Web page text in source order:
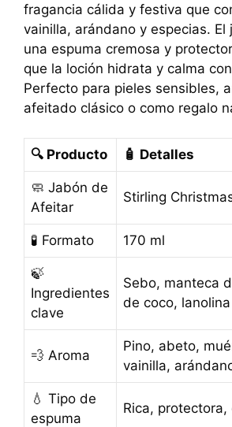
fragancia cálida y festiva que
vainilla, arándano y especias. El
una espuma cremosa y
que la loción hidrata y calma
Perfecto para pieles sensibles,
afeitado clásico o como regalo
🔍 Producto 🧴 Detalles
🧼 Jabón de
Afeitar
Stirling
🧪 Formato 170 ml
🍃
Ingredientes
clave
Sebo, manteca
de coco, lanolina
💨 Aroma
Pino, abeto,
vainilla,
💧 Tipo de
espuma
Rica,